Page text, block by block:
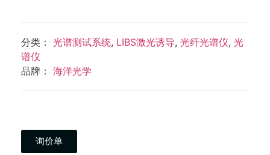
分类： 光谱测试系统, LIBS激光诱导, 光纤光谱仪, 光
谱仪
品牌： 海洋光学
询价单